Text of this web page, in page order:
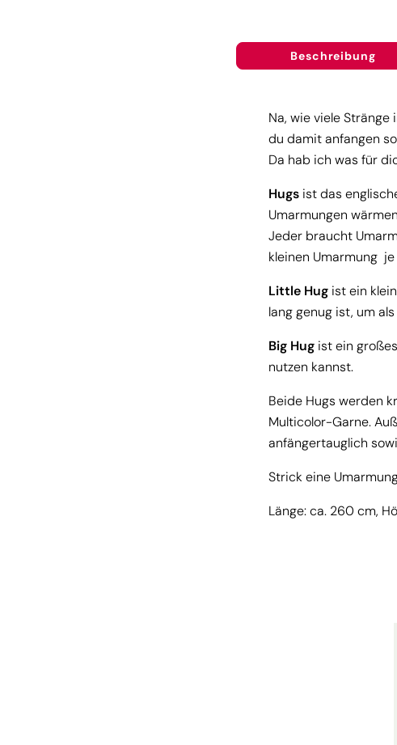
Beschreibung
Na, wie viele
du damit anfangen
Da hab ich was für
Hugs ist das
Umarmungen
Jeder braucht
kleinen Umarmung
Little Hug ist ein
lang genug ist, um
Big Hug ist ein
nutzen kannst.
Beide Hugs werden
Multicolor-Garne.
anfängertauglich
Strick eine
Länge: ca. 260 cm,